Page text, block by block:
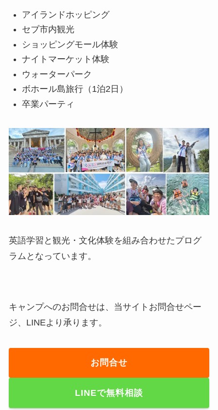
アイランドホッピング
セブ市内観光
ショッピングモール体験
ナイトマーケット体験
ウォーターパーク
ボホール島旅行（1泊2日）
卒業パーティ
英語学習と観光・文化体験を組み合わせたプログ
ラムとなっています。
キャンプへのお問合せは、当サイトお問合せペー
ジ、LINEより承ります。
お問合せ
LINEで無料相談